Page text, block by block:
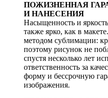
ПОЖИЗНЕННАЯ
И НАНЕСЕНИЯ
Насыщенность и
также ярко, как в
методом сублимации:
поэтому рисунок не
спустя несколько лет
ответственность за
форму и бессрочную
изображения.